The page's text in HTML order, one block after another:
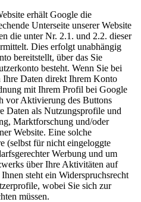
erhält Google die
Unterseite unserer Website
die unter Nr. 2.1. und 2.2. dieser
Dies erfolgt unabhängig
bereitstellt, über das Sie
besteht. Wenn Sie bei
Daten direkt Ihrem Konto
mit Ihrem Profil bei Google
vor Aktivierung des Buttons
Daten als Nutzungsprofile und
Marktforschung und/oder
Website. Eine solche
(selbst für nicht eingeloggte
Werbung und um
über Ihre Aktivitäten auf
steht ein Widerspruchsrecht
wobei Sie sich zur
müssen.